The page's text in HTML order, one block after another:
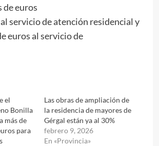
de euros
servicio de atención residencial y
euros al servicio de
el
Bonilla
más de
para
Las obras de ampliación de
la residencia de mayores de
Gérgal están ya al 30%
febrero 9, 2026
En «Provincia»